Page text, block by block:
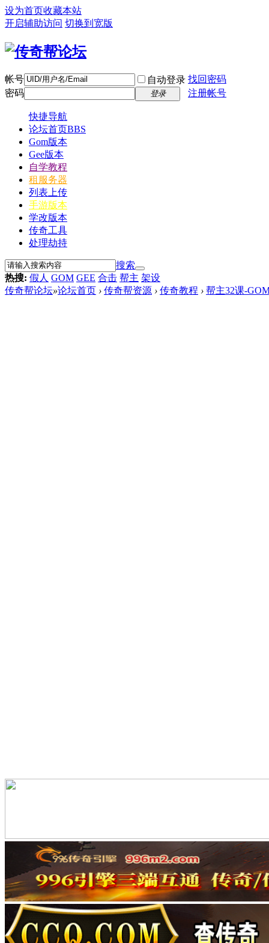
设为首页收藏本站
开启辅助访问 切换到宽版
帐号 自动登录 找回密码
密码
登录 注册帐号
快捷导航
论坛首页BBS
Gom版本
Gee版本
自学教程
租服务器
列表上传
手游版本
学改版本
传奇工具
处理劫持
搜索
热搜: 假人 GOM GEE 合击 帮主 架设
传奇帮论坛»论坛首页 › 传奇帮资源 › 传奇教程 › 帮主32课-